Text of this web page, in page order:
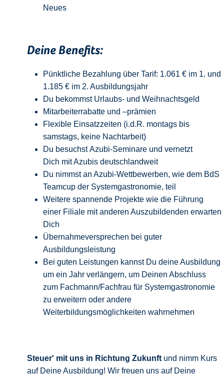
Neues
Deine Benefits:
Pünktliche Bezahlung über Tarif: 1.061 € im 1. und
1.185 € im 2. Ausbildungsjahr
Du bekommst Urlaubs- und Weihnachtsgeld
Mitarbeiterrabatte und –prämien
Flexible Einsatzzeiten (i.d.R. montags bis
samstags, keine Nachtarbeit)
Du besuchst Azubi-Seminare und vernetzt
Dich mit Azubis deutschlandweit
Du nimmst an Azubi-Wettbewerben, wie dem BdS
Teamcup der Systemgastronomie, teil
Weitere spannende Projekte wie die Führung
einer Filiale mit anderen Auszubildenden erwarten
Dich
Übernahmeversprechen bei guter
Ausbildungsleistung
Bei guten Leistungen kannst Du deine Ausbildung
um ein Jahr verlängern, um Deinen Abschluss
zum Fachmann/Fachfrau für Systemgastronomie
zu erweitern oder andere
Weiterbildungsmöglichkeiten wahrnehmen
Steuer' mit uns in Richtung Zukunft und nimm Kurs
auf Deine Ausbildung! Wir freuen uns auf Deine